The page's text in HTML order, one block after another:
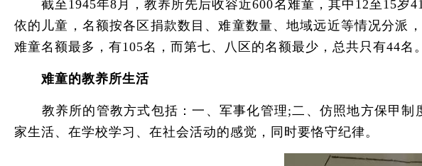
截至1945年8月，教养所先后收容近600名难童，其中12至15岁
依的儿童，名额按各区捐款数目、难童数量、地域远近等情况分派
难童名额最多，有105名，而第七、八区的名额最少，总共只有44名。
难童的教养所生活
教养所的管教方式包括：一、军事化管理;二、仿照地方保甲制
家生活、在学校学习、在社会活动的感觉，同时要恪守纪律。